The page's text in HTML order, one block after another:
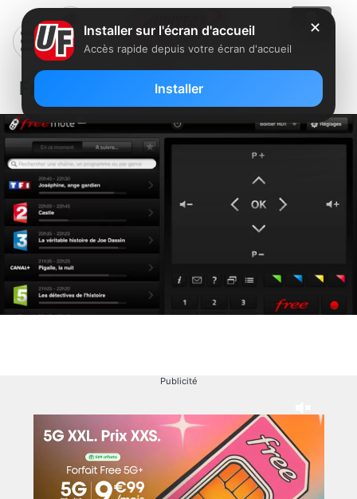
Freemote HD disponible sur l’iPad
Publicité
✕
Installer sur l'écran d'accueil
Accès rapide depuis votre écran d'accueil
Installer